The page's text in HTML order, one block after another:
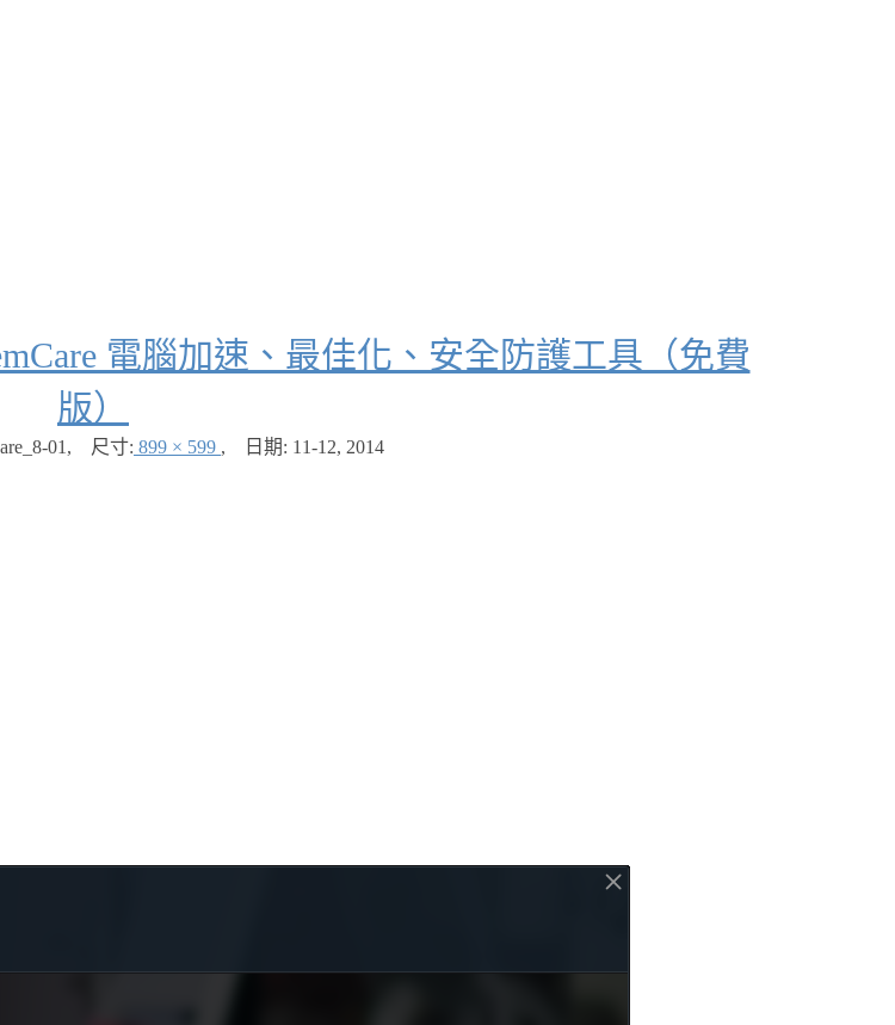
電腦加速、最佳化、安全防護工具（免費
版）
01 , 尺寸: 899 × 599 , 日期: 11-12, 2014